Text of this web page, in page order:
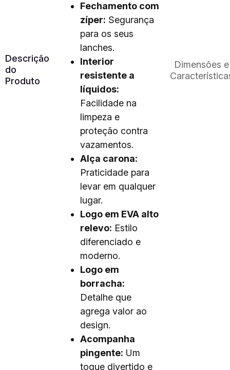
Descrição
do
Produto
Fechamento com
zíper: Segurança
para os seus
lanches.
Interior
resistente a
líquidos:
Facilidade na
limpeza e
proteção contra
vazamentos.
Alça carona:
Praticidade para
levar em qualquer
lugar.
Logo em EVA alto
relevo: Estilo
diferenciado e
moderno.
Logo em
borracha:
Detalhe que
agrega valor ao
design.
Acompanha
pingente: Um
toque divertido e
Dimensões e